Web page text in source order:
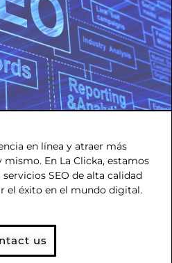
en línea y atraer más
mismo. En La Clicka, estamos
SEO de alta calidad
el éxito en el mundo digital.
us